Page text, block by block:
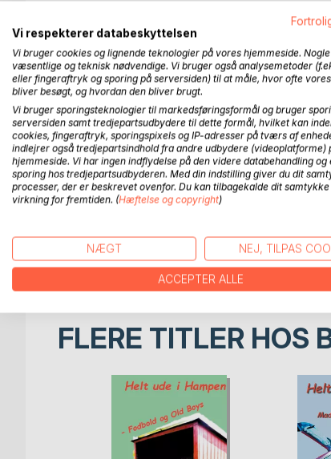
BESKRIVELSE
En lille, fin og spinkel tråd
forskellige retninger, men samler sig igen
novellerne - håbet om et bedre imorgen,
Novellerne er blevet til over en lang
forskellige faser i livet.
Mads-Peder Winther Søby har med "En
"De sang uden håb og uden tro, men
opsætningen og det hjørne alene."
FORFATTER
FLERE TITLER HOS
Vi respekterer databeskyttelsen
Vi bruger cookies og lignende teknologier på vores hjemmeside.
væsentlige og teknisk nødvendige. Vi bruger også analysemetoder
eller fingeraftryk og sporing på serversiden) til at måle, hvor ofte
bliver besøgt, og hvordan den bliver brugt.
Vi bruger sporingsteknologier til markedsføringsformål og bruger
serversiden samt tredjepartsudbydere til dette formål, hvilket kan
cookies, fingeraftryk, sporingspixels og IP-adresser på tværs af
indlejrer også tredjepartsindhold fra andre udbydere (videoplatforme)
hjemmeside. Vi har ingen indflydelse på den videre databehandling og
sporing hos tredjepartsudbyderen. Med din indstilling giver du dit
processer, der er beskrevet ovenfor. Du kan tilbagekalde dit
virkning for fremtiden. (Hæftelse og copyright)
NÆGT NEJ, TILPAS
ACCEPTER ALLE